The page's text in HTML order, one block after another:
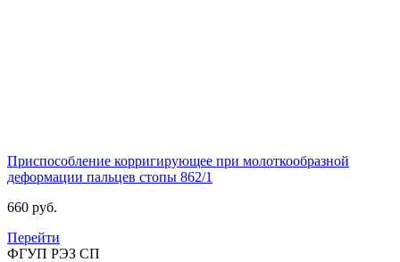
Приспособление корригирующее при молоткообразной
деформации пальцев стопы 862/1
660 руб.
Перейти
ФГУП РЭЗ СП